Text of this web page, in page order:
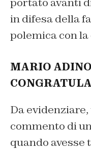
in difesa della
polemica con
MARIO
Da
commento di
quando avesse